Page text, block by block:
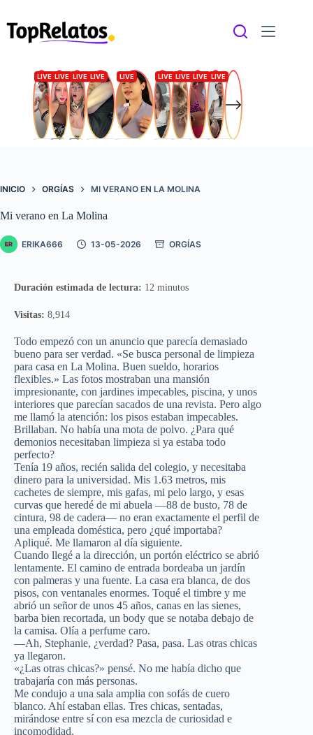
contenido
INICIO ORGÍAS MI VERANO EN LA MOLINA
Mi verano en La Molina
ERIKA666 13-05-2026 ORGÍAS
Duración estimada de lectura: 12 minutos
Visitas: 8,914
Todo empezó con un anuncio que parecía demasiado
bueno para ser verdad. «Se busca personal de limpieza
para casa en La Molina. Buen sueldo, horarios
flexibles.» Las fotos mostraban una mansión
impresionante, con jardines impecables, piscina, y unos
interiores que parecían sacados de una revista. Pero algo
me llamó la atención: los pisos estaban impecables.
Brillaban. No había una mota de polvo. ¿Para qué
demonios necesitaban limpieza si ya estaba todo
perfecto?
Tenía 19 años, recién salida del colegio, y necesitaba
dinero para la universidad. Mis 1.63 metros, mis
cachetes de siempre, mis gafas, mi pelo largo, y esas
curvas que heredé de mi abuela —88 de busto, 78 de
cintura, 98 de cadera— no eran exactamente el perfil de
una empleada doméstica, pero ¿qué importaba?
Apliqué. Me llamaron al día siguiente.
Cuando llegé a la dirección, un portón eléctrico se abrió
lentamente. El camino de entrada bordeaba un jardín
con palmeras y una fuente. La casa era blanca, de dos
pisos, con ventanales enormes. Toqué el timbre y me
abrió un señor de unos 45 años, canas en las sienes,
barba bien recortada, un body que se notaba debajo de
la camisa. Olía a perfume caro.
—Ah, Stephanie, ¿verdad? Pasa, pasa. Las otras chicas
ya llegaron.
«¿Las otras chicas?» pensé. No me había dicho que
trabajaría con más personas.
Me condujo a una sala amplia con sofás de cuero
blanco. Ahí estaban ellas. Tres chicas, sentadas,
mirándose entre sí con esa mezcla de curiosidad e
incomodidad.